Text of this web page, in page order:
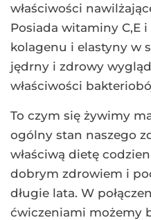
właściwości
Posiada witaminy C,E
kolagenu i elastyny w
jędrny i zdrowy
właściwości
To czym się żywimy
ogólny stan naszego
właściwą dietę
dobrym zdrowiem i
długie lata. W
ćwiczeniami możemy